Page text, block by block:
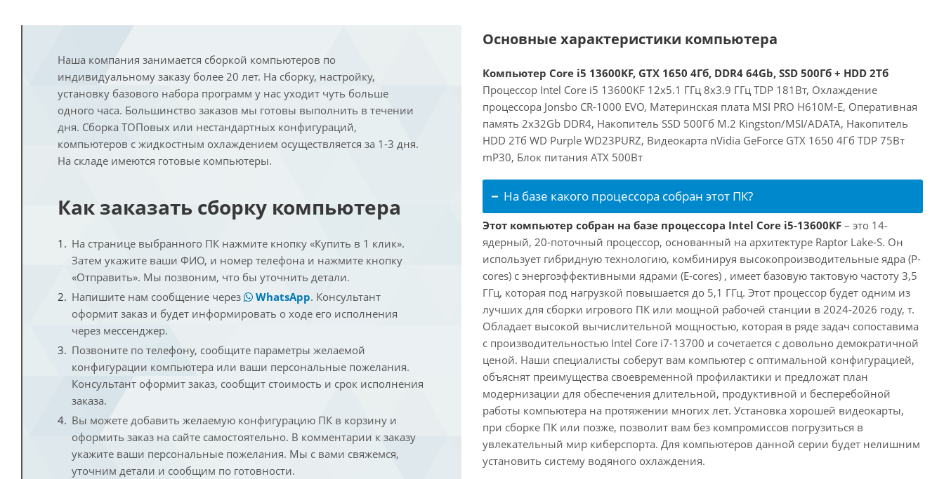
Наша компания занимается сборкой компьютеров по
индивидуальному заказу более 20 лет. На сборку, настройку,
установку базового набора программ у нас уходит чуть больше
одного часа. Большинство заказов мы готовы выполнить в течении
дня. Сборка ТОПовых или нестандартных конфигураций,
компьютеров с жидкостным охлаждением осуществляется за 1-3 дня.
На складе имеются готовые компьютеры.
Как заказать сборку компьютера
На странице выбранного ПК нажмите кнопку «Купить в 1 клик».
Затем укажите ваши ФИО, и номер телефона и нажмите кнопку
«Отправить». Мы позвоним, что бы уточнить детали.
Напишите нам сообщение через
WhatsApp. Консультант
оформит заказ и будет информировать о ходе его исполнения
через мессенджер.
Позвоните по телефону, сообщите параметры желаемой
конфигурации компьютера или ваши персональные пожелания.
Консультант оформит заказ, сообщит стоимость и срок исполнения
заказа.
Вы можете добавить желаемую конфигурацию ПК в корзину и
оформить заказ на сайте самостоятельно. В комментарии к заказу
укажите ваши персональные пожелания. Мы с вами свяжемся,
уточним детали и сообщим по готовности.
Основные характеристики компьютера
Компьютер Core i5 13600KF, GTX 1650 4Гб, DDR4 64Gb, SSD 500Гб + HDD 2Тб
Процессор Intel Core i5 13600KF 12x5.1 ГГц 8x3.9 ГГц TDP 181Вт, Охлаждение
процессора Jonsbo CR-1000 EVO, Материнская плата MSI PRO H610M-E, Оперативная
память 2x32Gb DDR4, Накопитель SSD 500Гб M.2 Kingston/MSI/ADATA, Накопитель
HDD 2Тб WD Purple WD23PURZ, Видеокарта nVidia GeForce GTX 1650 4Гб TDP 75Вт
mP30, Блок питания ATX 500Вт
На базе какого процессора собран этот ПК?
Этот компьютер собран на базе процессора Intel Core i5-13600KF – это 14-
ядерный, 20-поточный процессор, основанный на архитектуре Raptor Lake-S. Он
использует гибридную технологию, комбинируя высокопроизводительные ядра (P-
cores) с энергоэффективными ядрами (E-cores) , имеет базовую тактовую частоту 3,5
ГГц, которая под нагрузкой повышается до 5,1 ГГц. Этот процессор будет одним из
лучших для сборки игрового ПК или мощной рабочей станции в 2024-2026 году, т.
Обладает высокой вычислительной мощностью, которая в ряде задач сопоставима
с производительностью Intel Core i7-13700 и сочетается с довольно демократичной
ценой. Наши специалисты соберут вам компьютер с оптимальной конфигурацией,
объяснят преимущества своевременной профилактики и предложат план
модернизации для обеспечения длительной, продуктивной и бесперебойной
работы компьютера на протяжении многих лет. Установка хорошей видеокарты,
при сборке ПК или позже, позволит вам без компромиссов погрузиться в
увлекательный мир киберспорта. Для компьютеров данной серии будет нелишним
установить систему водяного охлаждения.